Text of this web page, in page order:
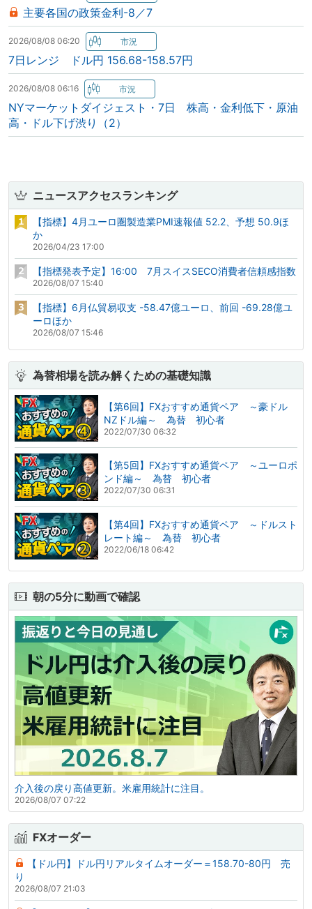
主要各国の政策金利-8／7
2026/08/08 06:20
7日レンジ ドル円 156.68-158.57円
2026/08/08 06:16
NYマーケットダイジェスト・7日 株高・金利低下・原油
高・ドル下げ渋り（2）
ニュースアクセスランキング
【指標】4月ユーロ圏製造業PMI速報値 52.2、予想 50.9ほ
か
2026/04/23 17:00
【指標発表予定】16:00 7月スイスSECO消費者信頼感指数
2026/08/07 15:40
【指標】6月仏貿易収支 -58.47億ユーロ、前回 -69.28億ユ
ーロほか
2026/08/07 15:46
為替相場を読み解くための基礎知識
【第6回】FXおすすめ通貨ペア ～豪ドル
NZドル編～ 為替 初心者
2022/07/30 06:32
【第5回】FXおすすめ通貨ペア ～ユーロポ
ンド編～ 為替 初心者
2022/07/30 06:31
【第4回】FXおすすめ通貨ペア ～ドルスト
レート編～ 為替 初心者
2022/06/18 06:42
朝の5分に動画で確認
介入後の戻り高値更新。米雇用統計に注目。
2026/08/07 07:22
FXオーダー
【ドル円】ドル円リアルタイムオーダー＝158.70-80円 売
り
2026/08/07 21:03